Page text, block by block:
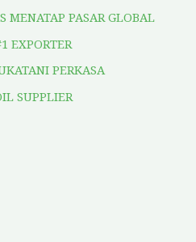
MENATAP PASAR GLOBAL
EXPORTER
PERKASA
SUPPLIER